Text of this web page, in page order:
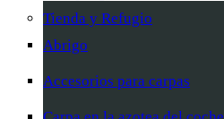
Tienda y Refugio
Abrigo
Accesorios para carpas